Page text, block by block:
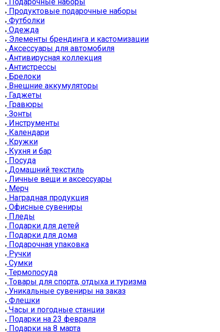
Продуктовые подарочные наборы
Футболки
Одежда
Элементы брендинга и кастомизации
Аксессуары для автомобиля
Антивирусная коллекция
Антистрессы
Брелоки
Внешние аккумуляторы
Гаджеты
Гравюры
Зонты
Инструменты
Календари
Кружки
Кухня и бар
Посуда
Домашний текстиль
Личные вещи и аксессуары
Мерч
Наградная продукция
Офисные сувениры
Пледы
Подарки для детей
Подарки для дома
Подарочная упаковка
Ручки
Сумки
Термопосуда
Товары для спорта, отдыха и туризма
Уникальные сувениры на заказ
Флешки
Часы и погодные станции
Подарки на 23 февраля
Подарки на 8 марта